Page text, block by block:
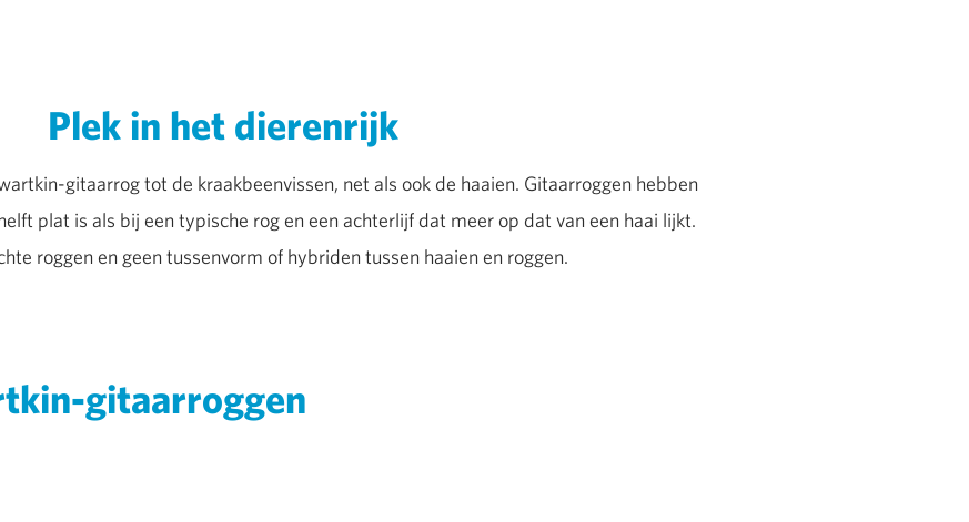
Plek in het dierenrijk
gitaarrog tot de kraakbeenvissen, net als ook de haaien. Gitaarroggen hebben
plat is als bij een typische rog en een achterlijf dat meer op dat van een haai lijkt.
roggen en geen tussenvorm of hybriden tussen haaien en roggen.
gitaarroggen